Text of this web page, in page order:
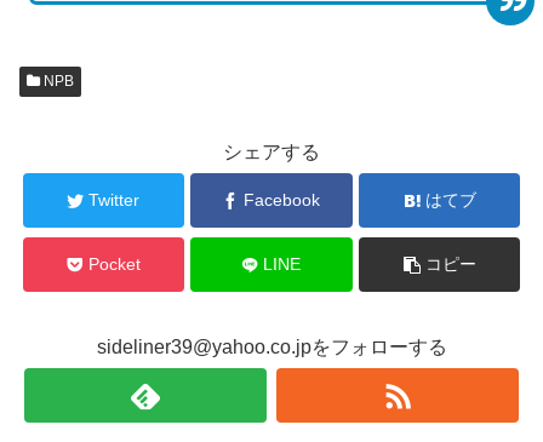
NPB
シェアする
Twitter Facebook はてブ
Pocket LINE コピー
sideliner39@yahoo.co.jpをフォローする